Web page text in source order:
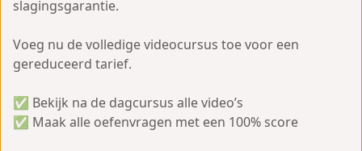
slagingsgarantie.
Voeg nu de volledige videocursus toe voor een
gereduceerd tarief.
✅ Bekijk na de dagcursus alle video’s
✅ Maak alle oefenvragen met een 100% score